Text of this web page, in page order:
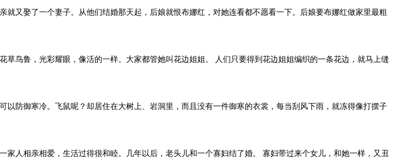
就又娶了一个妻子。从他们结婚那天起，后娘就恨布娜红，对她连看都不愿看一下。后娘要布娜红做家里最粗
草鸟鲁，光彩耀眼，像活的一样。大家都管她叫花边姐姐。 人们只要得到花边姐姐编织的一条花边，就马上缝
防御寒冷。飞鼠呢？却居住在大树上、岩洞里，而且没有一件御寒的衣裳，每当刮风下雨，就冻得像打摆子
人相亲相爱，生活过得很和睦。几年以后，老头儿和一个寡妇结了婚。 寡妇带过来个女儿，和她一样，又丑